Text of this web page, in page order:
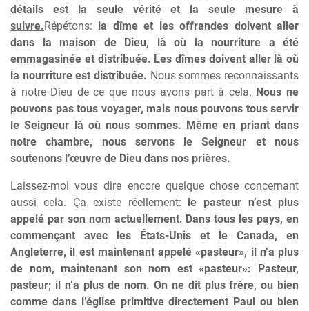
détails est la seule vérité et la seule mesure à
suivre.Répétons: la dîme et les offrandes doivent aller
dans la maison de Dieu, là où la nourriture a été
emmagasinée et distribuée. Les dîmes doivent aller là où
la nourriture est distribuée. Nous sommes reconnaissants
à notre Dieu de ce que nous avons part à cela. Nous ne
pouvons pas tous voyager, mais nous pouvons tous servir
le Seigneur là où nous sommes. Même en priant dans
notre chambre, nous servons le Seigneur et nous
soutenons l’œuvre de Dieu dans nos prières.
Laissez-moi vous dire encore quelque chose concernant
aussi cela. Ça existe réellement: le pasteur n’est plus
appelé par son nom actuellement. Dans tous les pays, en
commençant avec les États-Unis et le Canada, en
Angleterre, il est maintenant appelé «pasteur», il n’a plus
de nom, maintenant son nom est «pasteur»: Pasteur,
pasteur; il n’a plus de nom. On ne dit plus frère, ou bien
comme dans l’église primitive directement Paul ou bien